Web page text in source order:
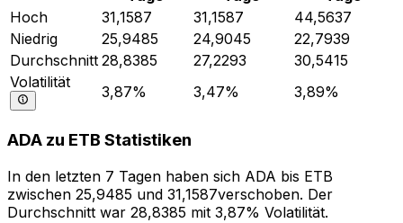
Hoch
31,1587 31,1587
44,5637
Niedrig
25,9485 24,9045
22,7939
Durchschnitt 28,8385 27,2293
30,5415
Volatilität
3,87% 3,47% 3,89%
ADA zu ETB Statistiken
In den letzten 7 Tagen haben sich ADA bis ETB
zwischen 25,9485 und 31,1587verschoben. Der
Durchschnitt war 28,8385 mit 3,87% Volatilität.